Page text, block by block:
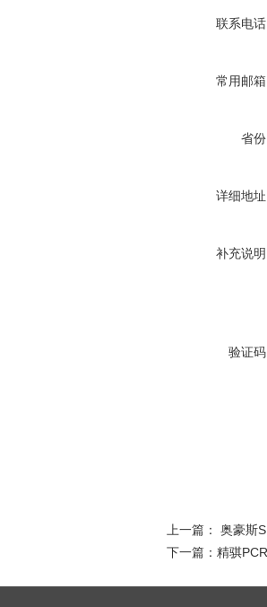
联系电
常用邮
省
详细地
补充说
验证
上一篇： 奥豪斯
下一篇： 精骐